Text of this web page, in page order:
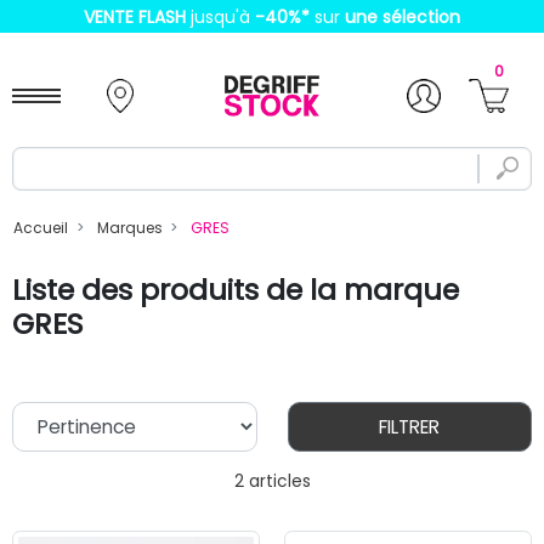
VENTE FLASH jusqu'à -40%* sur une sélection
0
Accueil Marques GRES
Liste des produits de la marque
GRES
2 articles
FILTRER